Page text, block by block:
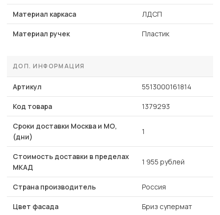
Материал каркаса ЛДСП
Материал ручек Пластик
ДОП. ИНФОРМАЦИЯ
Артикул 5513000161814
Код товара 1379293
Сроки доставки Москва и МО,
(дни)
1
Стоимость доставки в пределах
МКАД
1 955 рублей
Страна производитель Россия
Цвет фасада Бриз супермат